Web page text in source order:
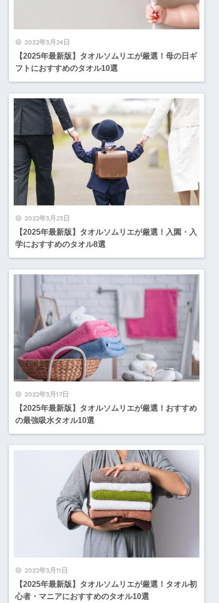
2022年3月24日
【2025年最新版】タオルソムリエが厳選！母の日ギ
フトにおすすめのタオル10選
2022年3月23日
【2025年最新版】タオルソムリエが厳選！入園・入
学におすすめのタオル8選
2022年3月17日
【2025年最新版】タオルソムリエが厳選！おすすめ
の最強吸水タオル10選
2022年3月11日
【2025年最新版】タオルソムリエが厳選！タオル初
心者・マニアにおすすめのタオル10選